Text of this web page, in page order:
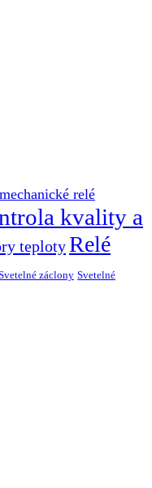
relé
kvality a
teplotyRelé
záclony Svetelné